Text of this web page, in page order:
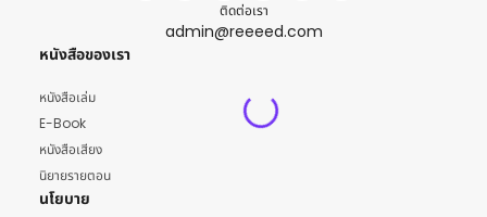
ติดต่อเรา
admin@reeeed.com
หนังสือของเรา
หนังสือเล่ม
E-Book
หนังสือเสียง
นิยายรายตอน
นโยบาย